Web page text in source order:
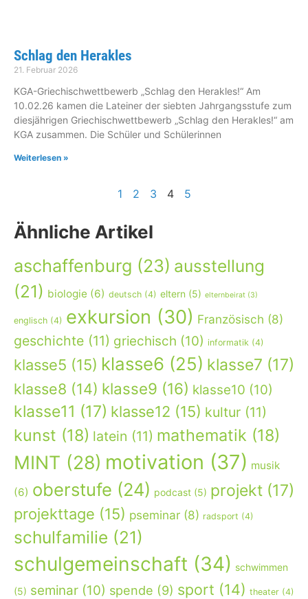
Schlag den Herakles
21. Februar 2026
KGA-Griechischwettbewerb „Schlag den Herakles!“ Am
10.02.26 kamen die Lateiner der siebten Jahrgangsstufe zum
diesjährigen Griechischwettbewerb „Schlag den Herakles!“ am
KGA zusammen. Die Schüler und Schülerinnen
Weiterlesen »
1 2 3 4 5
Ähnliche Artikel
aschaffenburg (23) ausstellung
(21) biologie (6) deutsch (4) eltern (5) elternbeirat (3)
englisch (4) exkursion (30) Französisch (8)
geschichte (11) griechisch (10) informatik (4)
klasse5 (15) klasse6 (25) klasse7 (17)
klasse8 (14) klasse9 (16) klasse10 (10)
klasse11 (17) klasse12 (15) kultur (11)
kunst (18) latein (11) mathematik (18)
MINT (28) motivation (37) musik
(6) oberstufe (24) podcast (5) projekt (17)
projekttage (15) pseminar (8) radsport (4)
schulfamilie (21)
schulgemeinschaft (34) schwimmen
(5) seminar (10) spende (9) sport (14) theater (4)